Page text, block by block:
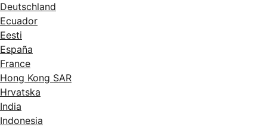
Deutschland
Ecuador
Eesti
España
France
Hong Kong SAR
Hrvatska
India
Indonesia